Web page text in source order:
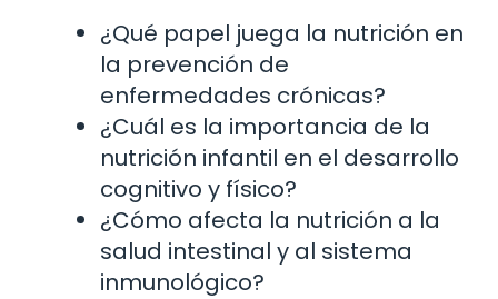
¿Qué papel juega la nutrición en
la prevención de
enfermedades crónicas?
¿Cuál es la importancia de la
nutrición infantil en el desarrollo
cognitivo y físico?
¿Cómo afecta la nutrición a la
salud intestinal y al sistema
inmunológico?